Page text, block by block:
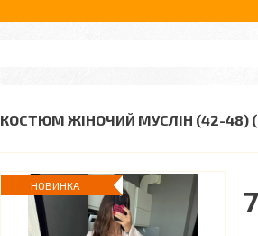
КОСТЮМ ЖІНОЧИЙ МУСЛІН (42-48)
НОВИНКА